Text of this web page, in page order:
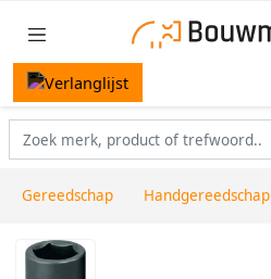
Gereedschap Handgereedschap